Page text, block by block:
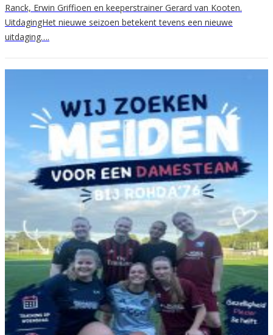
Ranck, Erwin Griffioen en keeperstrainer Gerard van Kooten.
UitdagingHet nieuwe seizoen betekent tevens een nieuwe
uitdaging….